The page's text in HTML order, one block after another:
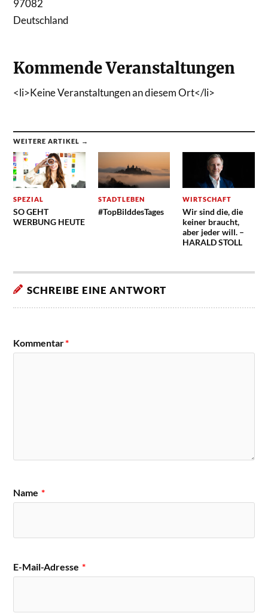
97082
Deutschland
Kommende Veranstaltungen
<li>Keine Veranstaltungen an diesem Ort</li>
WEITERE ARTIKEL →
SPEZIAL
SO GEHT
WERBUNG HEUTE
STADTLEBEN
#TopBilddesTages
WIRTSCHAFT
Wir sind die, die
keiner braucht,
aber jeder will. –
HARALD STOLL
SCHREIBE EINE ANTWORT
Kommentar*
Name *
E-Mail-Adresse *